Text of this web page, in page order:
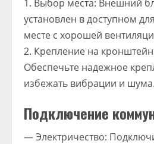
1. Выбор места: Внешний
установлен в доступном
месте с хорошей
2. Крепление на
Обеспечьте надежное
избежать вибрации и шума.
Подключение
— Электричество: